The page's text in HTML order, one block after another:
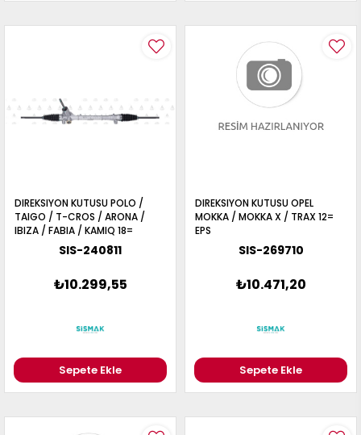
DIREKSIYON KUTUSU POLO /
TAIGO / T-CROS / ARONA /
IBIZA / FABIA / KAMIQ 18=
SIS-240811
₺10.299,55
Sepete Ekle
DIREKSIYON KUTUSU OPEL
MOKKA / MOKKA X / TRAX 12=
EPS
SIS-269710
₺10.471,20
Sepete Ekle